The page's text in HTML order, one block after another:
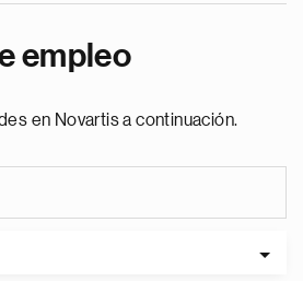
empleo
en Novartis a continuación.